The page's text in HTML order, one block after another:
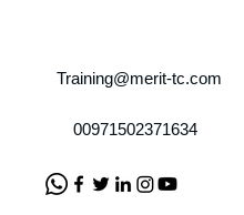
Training@merit-tc.com
00971502371634